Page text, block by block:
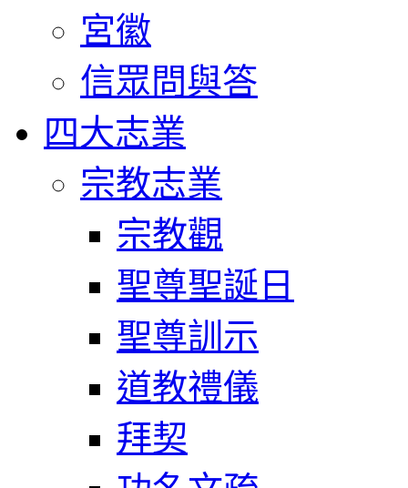
宮徽
信眾問與答
四大志業
宗教志業
宗教觀
聖尊聖誕日
聖尊訓示
道教禮儀
拜契